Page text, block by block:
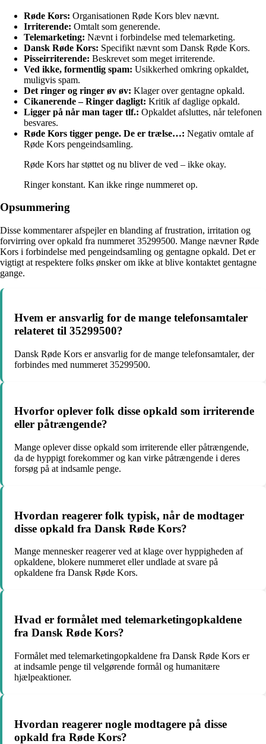
Røde Kors: Organisationen Røde Kors blev nævnt.
Irriterende: Omtalt som generende.
Telemarketing: Nævnt i forbindelse med telemarketing.
Dansk Røde Kors: Specifikt nævnt som Dansk Røde Kors.
Pisseirriterende: Beskrevet som meget irriterende.
Ved ikke, formentlig spam: Usikkerhed omkring opkaldet,
muligvis spam.
Det ringer og ringer øv øv: Klager over gentagne opkald.
Cikanerende – Ringer dagligt: Kritik af daglige opkald.
Ligger på når man tager tlf.: Opkaldet afsluttes, når telefonen
besvares.
Røde Kors tigger penge. De er trælse…: Negativ omtale af
Røde Kors pengeindsamling.
Røde Kors har støttet og nu bliver de ved – ikke okay.
Ringer konstant. Kan ikke ringe nummeret op.
Opsummering
Disse kommentarer afspejler en blanding af frustration, irritation og
forvirring over opkald fra nummeret 35299500. Mange nævner Røde
Kors i forbindelse med pengeindsamling og gentagne opkald. Det er
vigtigt at respektere folks ønsker om ikke at blive kontaktet gentagne
gange.
Hvem er ansvarlig for de mange telefonsamtaler
relateret til 35299500?
Dansk Røde Kors er ansvarlig for de mange telefonsamtaler, der
forbindes med nummeret 35299500.
Hvorfor oplever folk disse opkald som irriterende
eller påtrængende?
Mange oplever disse opkald som irriterende eller påtrængende,
da de hyppigt forekommer og kan virke påtrængende i deres
forsøg på at indsamle penge.
Hvordan reagerer folk typisk, når de modtager
disse opkald fra Dansk Røde Kors?
Mange mennesker reagerer ved at klage over hyppigheden af
opkaldene, blokere nummeret eller undlade at svare på
opkaldene fra Dansk Røde Kors.
Hvad er formålet med telemarketingopkaldene
fra Dansk Røde Kors?
Formålet med telemarketingopkaldene fra Dansk Røde Kors er
at indsamle penge til velgørende formål og humanitære
hjælpeaktioner.
Hvordan reagerer nogle modtagere på disse
opkald fra Røde Kors?